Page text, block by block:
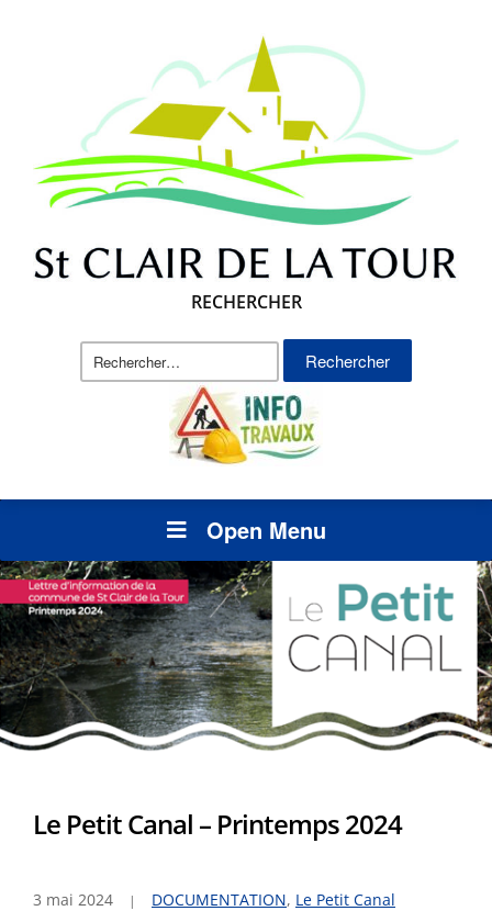
RECHERCHER
Rechercher :
Open Menu
Le Petit Canal – Printemps 2024
3 mai 2024 DOCUMENTATION, Le Petit Canal